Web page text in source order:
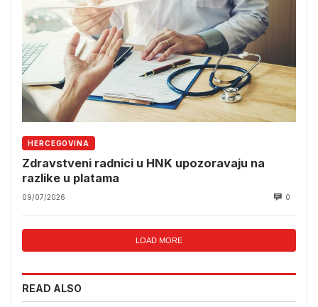
HERCEGOVINA
Zdravstveni radnici u HNK upozoravaju na
razlike u platama
09/07/2026 0
LOAD MORE
READ ALSO